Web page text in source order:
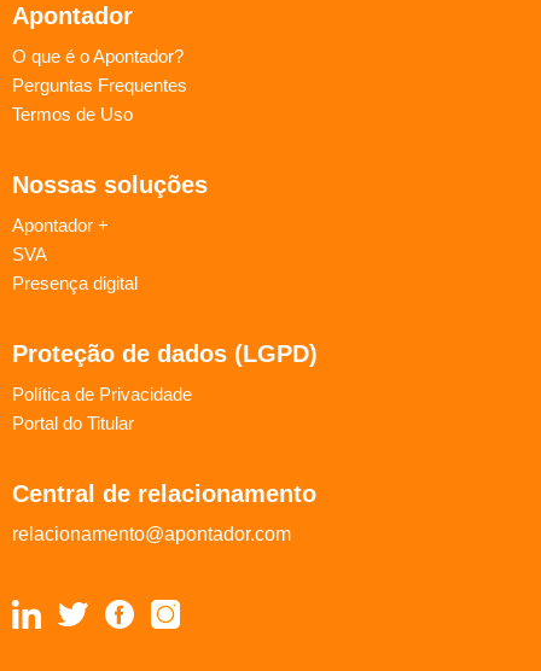
Apontador
O que é o Apontador?
Perguntas Frequentes
Termos de Uso
Nossas soluções
Apontador +
SVA
Presença digital
Proteção de dados (LGPD)
Política de Privacidade
Portal do Titular
Central de relacionamento
relacionamento@apontador.com